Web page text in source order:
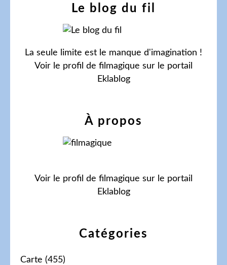
Catégories
Carte (455)
Le blog du fil
La seule limite est le manque d'imagination !
Voir le profil de filmagique sur le portail
Eklablog
À propos
Voir le profil de filmagique sur le portail
Eklablog